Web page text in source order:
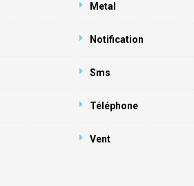
Metal
Notification
Sms
Téléphone
Vent